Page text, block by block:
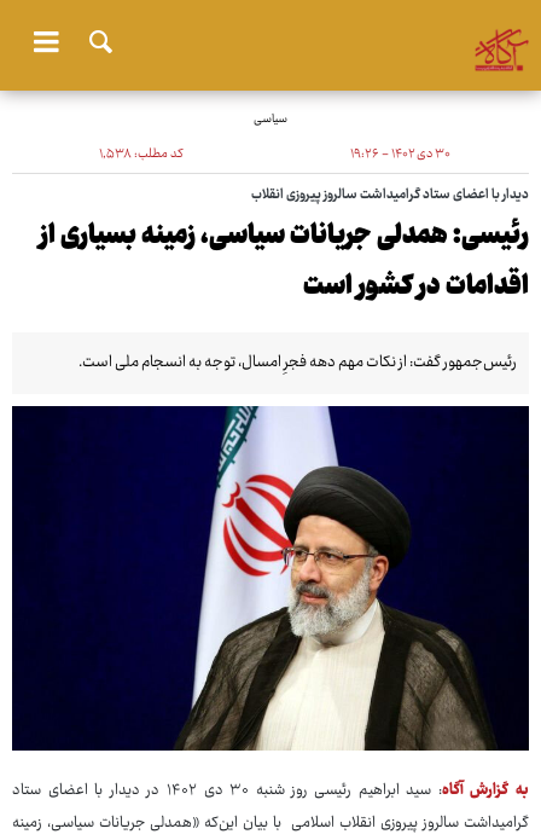
سیاسی
۳۰ دی ۱۴۰۲ - ۱۹:۲۶ کد مطلب:۱٬۵۳۸
دیدار با اعضای ستاد گرامیداشت سالروز پیروزی انقلاب
رئیسی: همدلی جریانات سیاسی، زمینه بسیاری از
اقدامات در کشور است
رئیس‌جمهور گفت: از نکات مهم دهه فجرِ امسال، توجه به انسجام ملی است.
به گزارش آگاه
: سید ابراهیم رئیسی روز شنبه ۳۰ دی ۱۴۰۲ در دیدار با اعضای ستاد
گرامیداشت سالروز پیروزی انقلاب اسلامی با بیان این‌که «همدلی جریانات سیاسی، زمینه